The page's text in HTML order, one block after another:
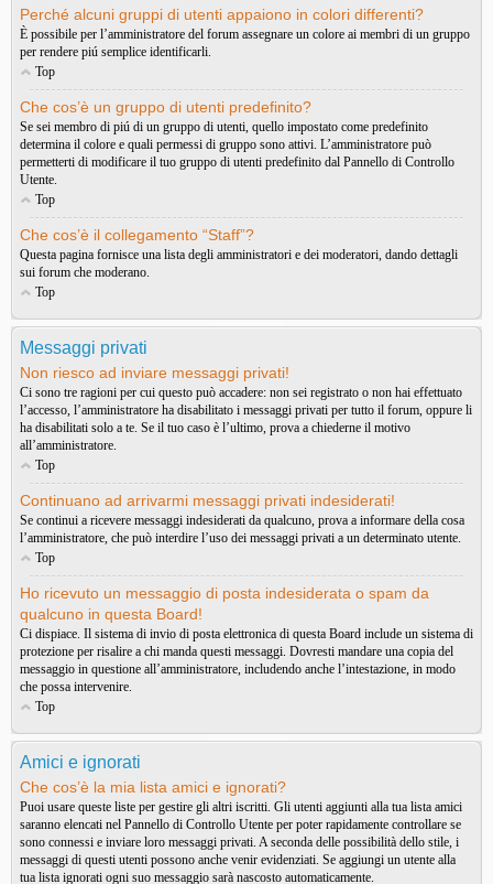
Perché alcuni gruppi di utenti appaiono in colori differenti?
È possibile per l’amministratore del forum assegnare un colore ai membri di un gruppo
per rendere piú semplice identificarli.
Top
Che cos’è un gruppo di utenti predefinito?
Se sei membro di piú di un gruppo di utenti, quello impostato come predefinito
determina il colore e quali permessi di gruppo sono attivi. L’amministratore può
permetterti di modificare il tuo gruppo di utenti predefinito dal Pannello di Controllo
Utente.
Top
Che cos’è il collegamento “Staff”?
Questa pagina fornisce una lista degli amministratori e dei moderatori, dando dettagli
sui forum che moderano.
Top
Messaggi privati
Non riesco ad inviare messaggi privati!
Ci sono tre ragioni per cui questo può accadere: non sei registrato o non hai effettuato
l’accesso, l’amministratore ha disabilitato i messaggi privati per tutto il forum, oppure li
ha disabilitati solo a te. Se il tuo caso è l’ultimo, prova a chiederne il motivo
all’amministratore.
Top
Continuano ad arrivarmi messaggi privati indesiderati!
Se continui a ricevere messaggi indesiderati da qualcuno, prova a informare della cosa
l’amministratore, che può interdire l’uso dei messaggi privati a un determinato utente.
Top
Ho ricevuto un messaggio di posta indesiderata o spam da
qualcuno in questa Board!
Ci dispiace. Il sistema di invio di posta elettronica di questa Board include un sistema di
protezione per risalire a chi manda questi messaggi. Dovresti mandare una copia del
messaggio in questione all’amministratore, includendo anche l’intestazione, in modo
che possa intervenire.
Top
Amici e ignorati
Che cos’è la mia lista amici e ignorati?
Puoi usare queste liste per gestire gli altri iscritti. Gli utenti aggiunti alla tua lista amici
saranno elencati nel Pannello di Controllo Utente per poter rapidamente controllare se
sono connessi e inviare loro messaggi privati. A seconda delle possibilità dello stile, i
messaggi di questi utenti possono anche venir evidenziati. Se aggiungi un utente alla
tua lista ignorati ogni suo messaggio sarà nascosto automaticamente.